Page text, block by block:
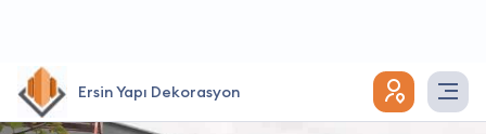
Ersin Yapı Dekorasyon